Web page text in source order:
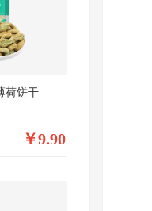
荷饼干
￥9.90